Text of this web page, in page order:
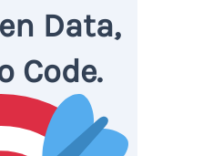
Data,
Code.